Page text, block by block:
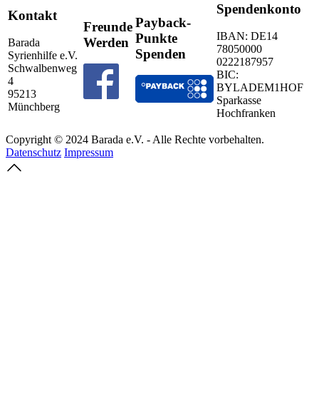
Kontakt
Barada
Syrienhilfe e.V.
Schwalbenweg
4
95213
Münchberg
Freunde
Werden
Payback-
Punkte
Spenden
Spendenkonto
IBAN: DE14
78050000
0222187957
BIC:
BYLADEM1HOF
Sparkasse
Hochfranken
Copyright © 2024 Barada e.V. - Alle Rechte vorbehalten.
Datenschutz Impressum